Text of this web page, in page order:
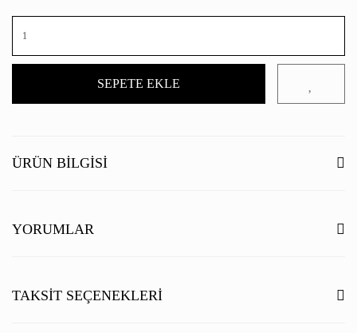
SEPETE EKLE
ÜRÜN BILGISI
YORUMLAR
Bu ürüne ilk yorumu siz yapın!
TAKSIT SEÇENEKLERI